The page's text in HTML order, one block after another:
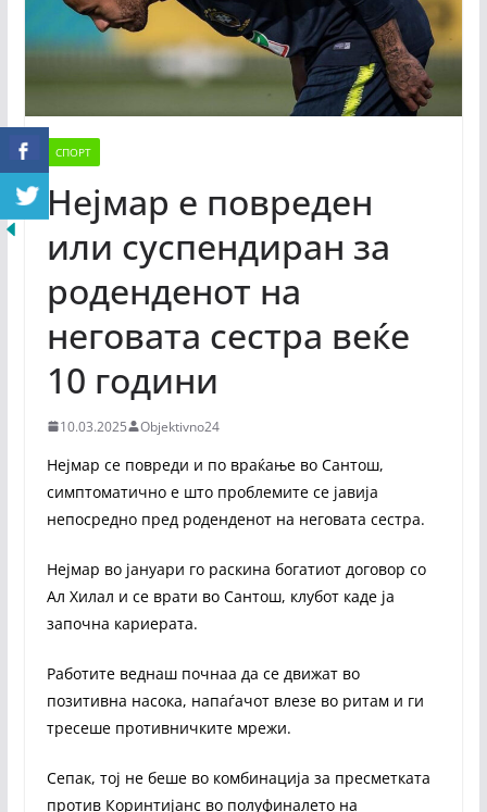
СПОРТ
Нејмар е повреден
или суспендиран за
роденденот на
неговата сестра веќе
10 години
10.03.2025 Objektivno24
Нејмар се повреди и по враќање во Сантош,
симптоматично е што проблемите се јавија
непосредно пред роденденот на неговата сестра.
Нејмар во јануари го раскина богатиот договор со
Ал Хилал и се врати во Сантош, клубот каде ја
започна кариерата.
Работите веднаш почнаа да се движат во
позитивна насока, напаѓачот влезе во ритам и ги
тресеше противничките мрежи.
Сепак, тој не беше во комбинација за пресметката
против Коринтијанс во полуфиналето на